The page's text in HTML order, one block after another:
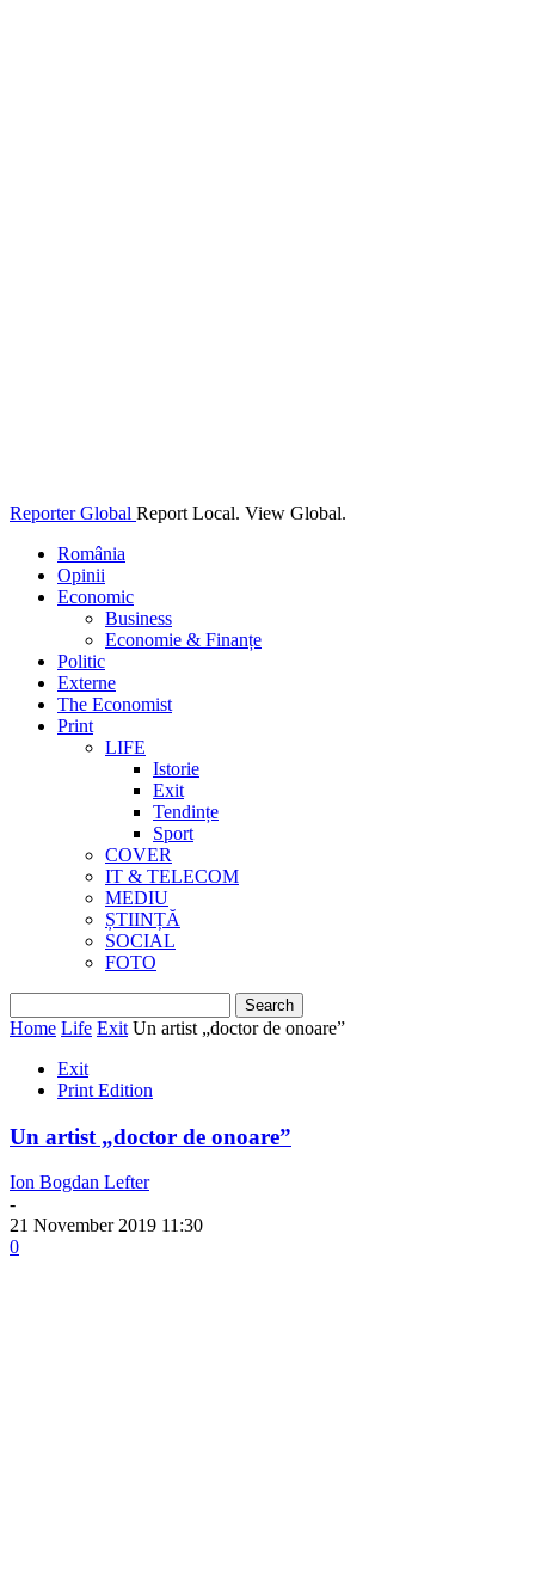
Reporter Global Report Local. View Global.
România
Opinii
Economic
Business
Economie & Finanțe
Politic
Externe
The Economist
Print
LIFE
Istorie
Exit
Tendințe
Sport
COVER
IT & TELECOM
MEDIU
ȘTIINȚĂ
SOCIAL
FOTO
Home Life Exit Un artist „doctor de onoare”
Exit
Print Edition
Un artist „doctor de onoare”
Ion Bogdan Lefter
-
21 November 2019 11:30
0